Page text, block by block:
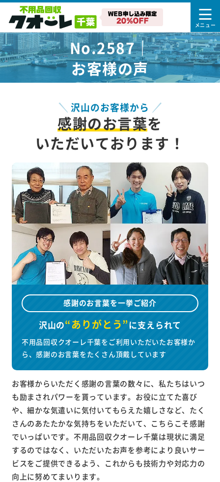
No.2587｜
お客様の声
沢山のお客様から
感謝のお言葉を
いただいております！
感謝のお言葉を一挙ご紹介
沢山の“ありがとう”に支えられて
不用品回収クオーレ千葉をご利用いただいたお客様か
ら、感謝のお言葉をたくさん頂戴しています
お客様からいただく感謝の言葉の数々に、私たちはいつ
も励まされパワーを貰っています。お役に立てた喜び
や、細かな気遣いに気付いてもらえた嬉しさなど、たく
さんのあたたかな気持ちをいただいて、こちらこそ感謝
でいっぱいです。不用品回収クオーレ千葉は現状に満足
するのではなく、いただいたお声を参考により良いサー
ビスをご提供できるよう、これからも技術力や対応力の
向上に努めてまいります。